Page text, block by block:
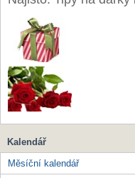
Kalendář
Měsíční kalendář